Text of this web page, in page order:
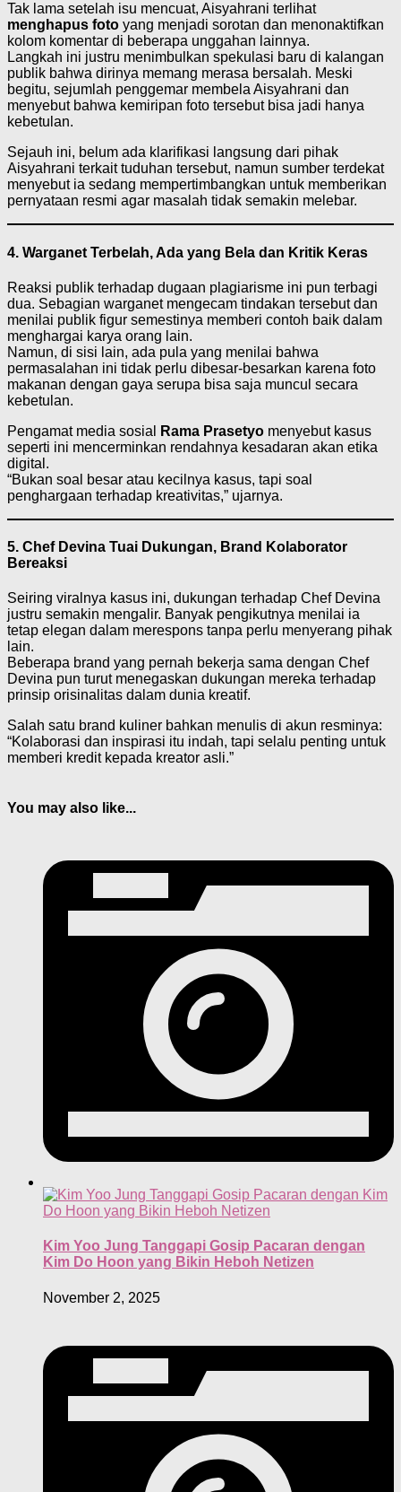
Tak lama setelah isu mencuat, Aisyahrani terlihat
menghapus foto yang menjadi sorotan dan menonaktifkan
kolom komentar di beberapa unggahan lainnya.
Langkah ini justru menimbulkan spekulasi baru di kalangan
publik bahwa dirinya memang merasa bersalah. Meski
begitu, sejumlah penggemar membela Aisyahrani dan
menyebut bahwa kemiripan foto tersebut bisa jadi hanya
kebetulan.
Sejauh ini, belum ada klarifikasi langsung dari pihak
Aisyahrani terkait tuduhan tersebut, namun sumber terdekat
menyebut ia sedang mempertimbangkan untuk memberikan
pernyataan resmi agar masalah tidak semakin melebar.
4. Warganet Terbelah, Ada yang Bela dan Kritik Keras
Reaksi publik terhadap dugaan plagiarisme ini pun terbagi
dua. Sebagian warganet mengecam tindakan tersebut dan
menilai publik figur semestinya memberi contoh baik dalam
menghargai karya orang lain.
Namun, di sisi lain, ada pula yang menilai bahwa
permasalahan ini tidak perlu dibesar-besarkan karena foto
makanan dengan gaya serupa bisa saja muncul secara
kebetulan.
Pengamat media sosial
Rama Prasetyo menyebut kasus
seperti ini mencerminkan rendahnya kesadaran akan etika
digital.
“Bukan soal besar atau kecilnya kasus, tapi soal
penghargaan terhadap kreativitas,” ujarnya.
5. Chef Devina Tuai Dukungan, Brand Kolaborator
Bereaksi
Seiring viralnya kasus ini, dukungan terhadap Chef Devina
justru semakin mengalir. Banyak pengikutnya menilai ia
tetap elegan dalam merespons tanpa perlu menyerang pihak
lain.
Beberapa brand yang pernah bekerja sama dengan Chef
Devina pun turut menegaskan dukungan mereka terhadap
prinsip orisinalitas dalam dunia kreatif.
Salah satu brand kuliner bahkan menulis di akun resminya:
“Kolaborasi dan inspirasi itu indah, tapi selalu penting untuk
memberi kredit kepada kreator asli.”
You may also like...
Kim Yoo Jung Tanggapi Gosip Pacaran dengan
Kim Do Hoon yang Bikin Heboh Netizen
November 2, 2025